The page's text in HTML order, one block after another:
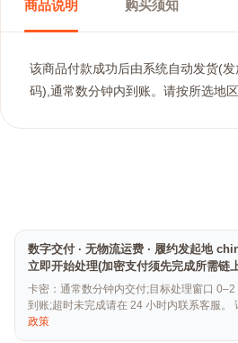
商品说明 购买须知
该商品付款成功后由系统自动发货(
码),通常数分钟内到账。请按所选地
数字交付 · 无物流运费 · 履约发起地
立即开始处理(加密支付须先完成所需链
卡密：通常数分钟内交付;目标处理窗口
到账;超时未完成请在 24 小时内联系客服。
政策